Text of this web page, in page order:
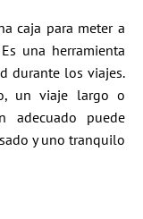
caja para meter a
una herramienta
durante los viajes.
un viaje largo o
adecuado puede
y uno tranquilo